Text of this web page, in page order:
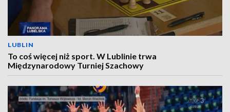
LUBLIN
To coś więcej niż sport. W Lublinie trwa
Międzynarodowy Turniej Szachowy